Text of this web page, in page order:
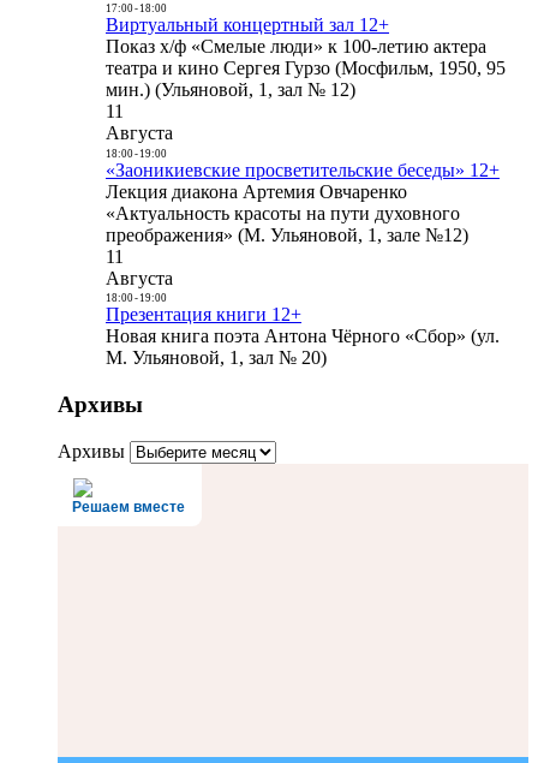
17:00- 18:00
Виртуальный концертный зал 12+
Показ х/ф «Смелые люди» к 100-летию актера
театра и кино Сергея Гурзо (Мосфильм, 1950, 95
мин.) (Ульяновой, 1, зал № 12)
11
Августа
18:00- 19:00
«Заоникиевские просветительские беседы» 12+
Лекция диакона Артемия Овчаренко
«Актуальность красоты на пути духовного
преображения» (М. Ульяновой, 1, зале №12)
11
Августа
18:00- 19:00
Презентация книги 12+
Новая книга поэта Антона Чёрного «Сбор» (ул.
М. Ульяновой, 1, зал № 20)
Архивы
Архивы
Решаем вместе